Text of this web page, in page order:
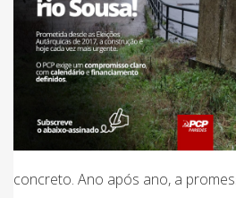
concreto. Ano após ano, a